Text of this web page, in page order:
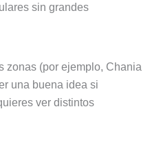
sin grandes
zonas (por ejemplo, Chania
una buena idea si
ver distintos